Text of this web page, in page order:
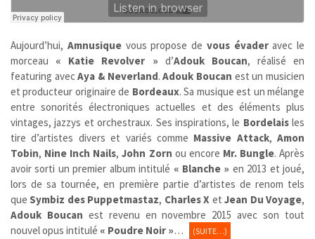
Aujourd’hui, Amnusiquevous propose de vous évaderavec le
morceau « Katie Revolver » d’Adouk Boucan, réalisé en
featuring avecAya & Neverland.Adouk Boucan est un musicien
et producteur originaire de Bordeaux. Sa musique est un mélange
entre sonorités électroniques actuelles et des éléments plus
vintages, jazzys et orchestraux. Ses inspirations, le Bordelaisles
tire d’artistes divers et variés comme Massive Attack, Amon
Tobin, Nine Inch Nails,John Zorn ou encore Mr. Bungle. Après
avoir sorti un premier album intitulé « Blanche » en 2013 et joué,
lors de sa tournée, en première partie d’artistes de renom tels
queSymbiz des Puppetmastaz, Charles X etJean Du Voyage,
Adouk Boucan est revenu en novembre 2015 avec son tout
nouvel opus intitulé « Poudre Noir »… (SUITE…)